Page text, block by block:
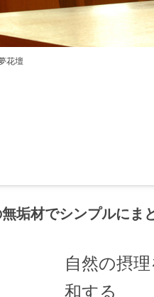
花壇
垢材でシンプルにま
自然の摂
和する